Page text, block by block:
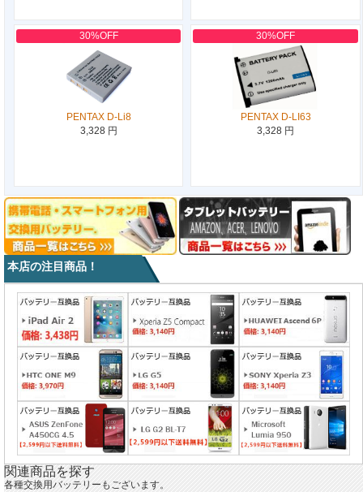
30%OFF
PENTAX D-Li8
3,328 円
30%OFF
PENTAX D-LI63
3,328 円
本店の注目商品！
関連商品を探す
各種交換用バッテリーもございます。